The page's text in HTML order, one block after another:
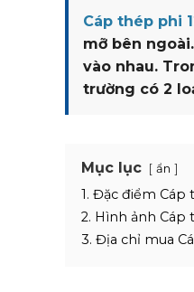
Cáp thép phi
mỡ bên
vào nhau.
trường có 2
Mục lục ẩn
1. Đặc điểm Cáp
2. Hình ảnh Cáp
3. Địa chỉ mua